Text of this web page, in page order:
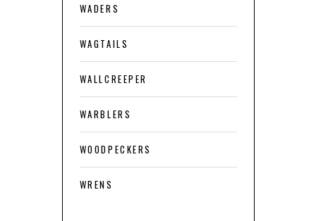
WADERS
WAGTAILS
WALLCREEPER
WARBLERS
WOODPECKERS
WRENS